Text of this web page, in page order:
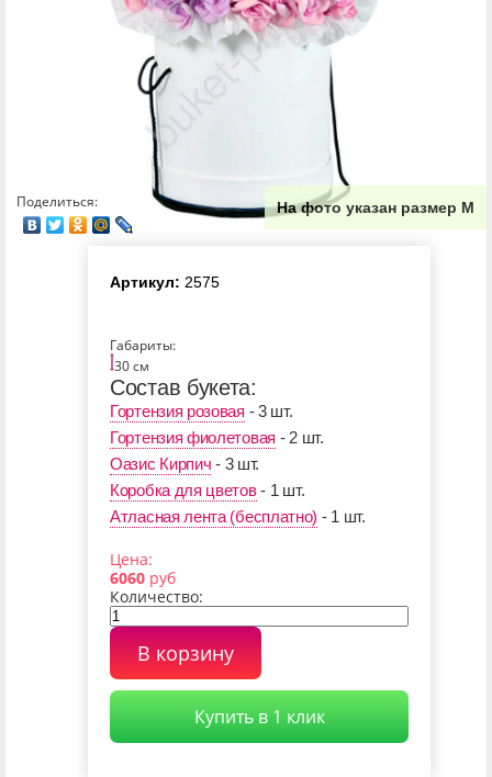
На фото указан размер М
Поделиться:
Цена:
6060 руб
Количество:
В корзину
Купить в 1 клик
Артикул: 2575
Габариты:
30 см
Состав букета:
Гортензия розовая - 3 шт.
Гортензия фиолетовая - 2 шт.
Оазис Кирпич - 3 шт.
Коробка для цветов- 1 шт.
Атласная лента (бесплатно) - 1 шт.